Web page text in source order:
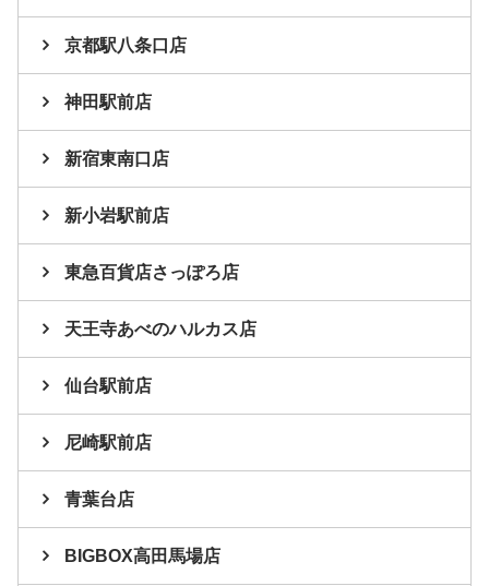
京都駅八条口店
神田駅前店
新宿東南口店
新小岩駅前店
東急百貨店さっぽろ店
天王寺あべのハルカス店
仙台駅前店
尼崎駅前店
青葉台店
BIGBOX高田馬場店